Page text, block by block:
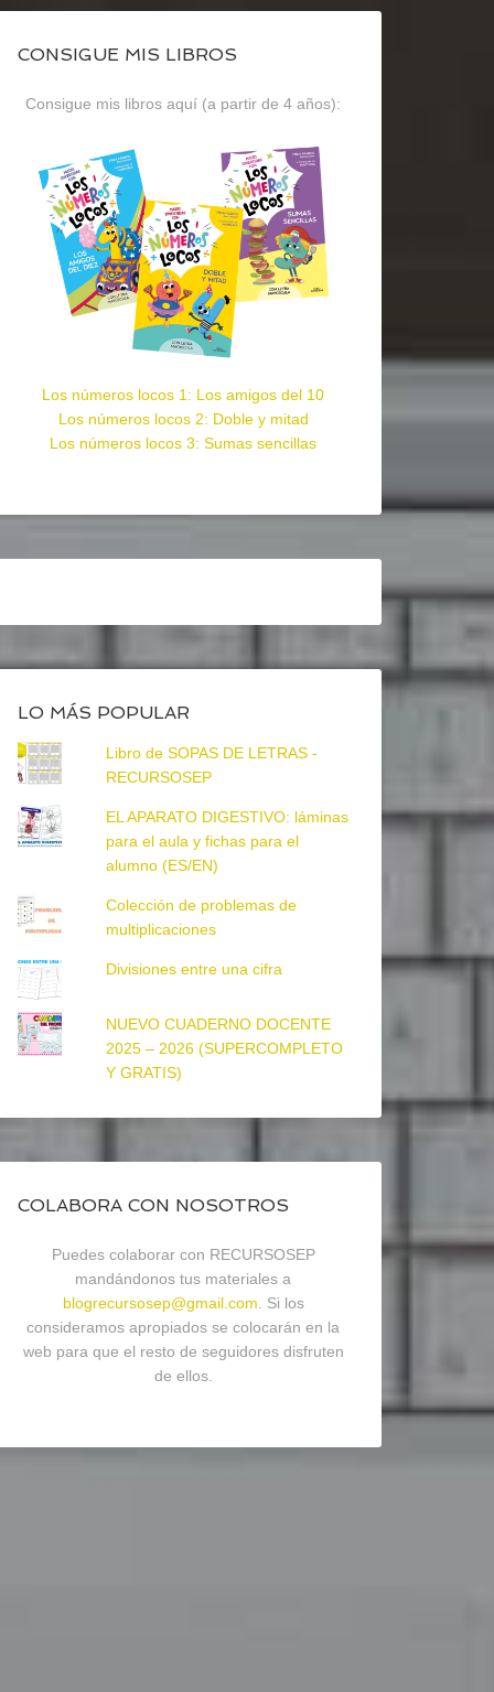
CONSIGUE MIS LIBROS
Consigue mis libros aquí (a partir de 4 años):
Los números locos 1: Los amigos del 10
Los números locos 2: Doble y mitad
Los números locos 3: Sumas sencillas
LO MÁS POPULAR
Libro de SOPAS DE LETRAS -
RECURSOSEP
EL APARATO DIGESTIVO: láminas
para el aula y fichas para el
alumno (ES/EN)
Colección de problemas de
multiplicaciones
Divisiones entre una cifra
NUEVO CUADERNO DOCENTE
2025 – 2026 (SUPERCOMPLETO
Y GRATIS)
COLABORA CON NOSOTROS
Puedes colaborar con RECURSOSEP
mandándonos tus materiales a
blogrecursosep@gmail.com . Si los
consideramos apropiados se colocarán en la
web para que el resto de seguidores disfruten
de ellos.